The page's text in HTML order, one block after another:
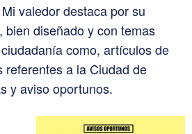
valedor destaca por su
bien diseñado y con temas
como, artículos de
referentes a la Ciudad de
y aviso oportunos.